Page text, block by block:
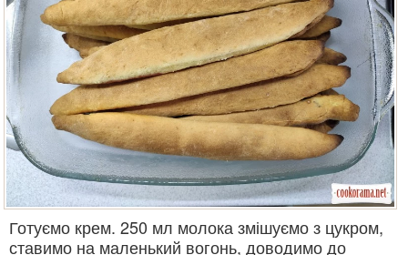
Готуємо крем. 250 мл молока змішуємо з цукром,
ставимо на маленький вогонь, доводимо до